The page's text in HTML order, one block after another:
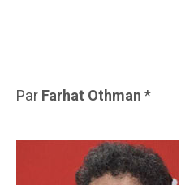
ParFarhat Othman*